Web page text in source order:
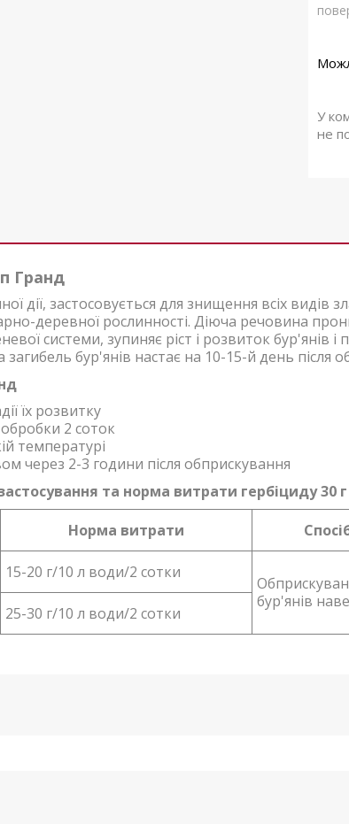
У
не
Гранд
дії, застосовується для знищення всіх видів
деревної рослинності. Діюча речовина
системи, зупиняє ріст і розвиток бур'янів
бур'янів настає на 10-15-й день після
їх розвитку
2 соток
температурі
через 2-3 години після обприскування
та норма витрати гербіциду 30 г
Норма витрати
15-20 г/10 л води/2 сотки
бур'янів
25-30 г/10 л води/2 сотки